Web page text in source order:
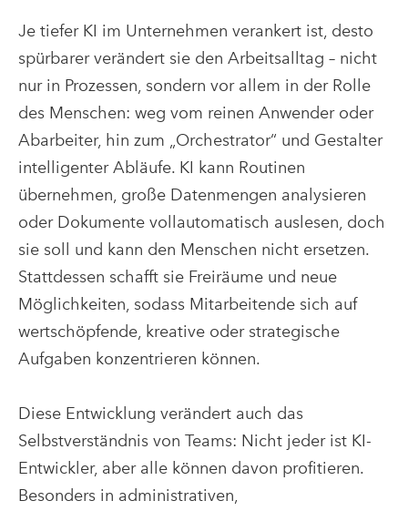
Je tiefer KI im Unternehmen verankert ist, desto
spürbarer verändert sie den Arbeitsalltag – nicht
nur in Prozessen, sondern vor allem in der Rolle
des Menschen: weg vom reinen Anwender oder
Abarbeiter, hin zum „Orchestrator“ und Gestalter
intelligenter Abläufe. KI kann Routinen
übernehmen, große Datenmengen analysieren
oder Dokumente vollautomatisch auslesen, doch
sie soll und kann den Menschen nicht ersetzen.
Stattdessen schafft sie Freiräume und neue
Möglichkeiten, sodass Mitarbeitende sich auf
wertschöpfende, kreative oder strategische
Aufgaben konzentrieren können.
Diese Entwicklung verändert auch das
Selbstverständnis von Teams: Nicht jeder ist KI-
Entwickler, aber alle können davon profitieren.
Besonders in administrativen,